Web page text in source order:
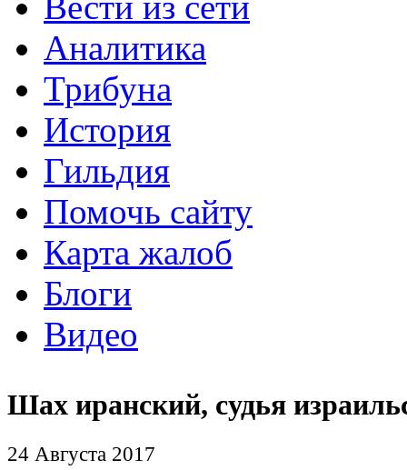
Аналитика
Трибуна
История
Гильдия
Помочь сайту
Карта жалоб
Блоги
Видео
Шах иранский, судья
24 Августа 2017